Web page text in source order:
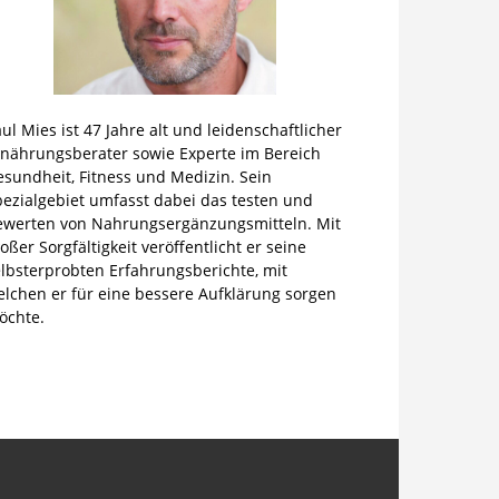
Mies ist 47 Jahre alt und leidenschaftlicher
sowie Experte im Bereich
Fitness und Medizin. Sein
umfasst dabei das testen und
von Nahrungsergänzungsmitteln. Mit
Sorgfältigkeit veröffentlicht er seine
Erfahrungsberichte, mit
er für eine bessere Aufklärung sorgen